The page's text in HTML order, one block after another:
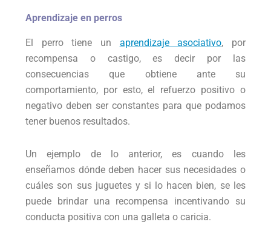
Aprendizaje en perros
El perro tiene un aprendizaje asociativo, por
recompensa o castigo, es decir por las
consecuencias que obtiene ante su
comportamiento, por esto, el refuerzo positivo o
negativo deben ser constantes para que podamos
tener buenos resultados.
Un ejemplo de lo anterior, es cuando les
enseñamos dónde deben hacer sus necesidades o
cuáles son sus juguetes y si lo hacen bien, se les
puede brindar una recompensa incentivando su
conducta positiva con una galleta o caricia.